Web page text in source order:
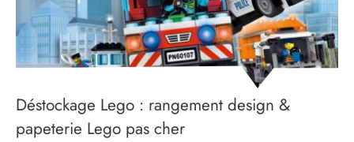
Déstockage Lego : rangement design &
papeterie Lego pas cher